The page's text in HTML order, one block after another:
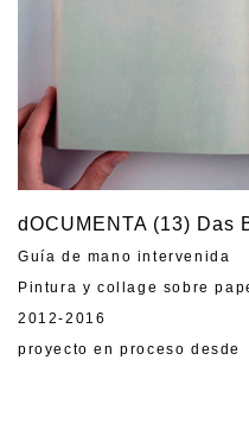
dOCUMENTA (13) Das
Guía de mano intervenida
Pintura y collage sobre
2012-2016
proyecto en proceso desde